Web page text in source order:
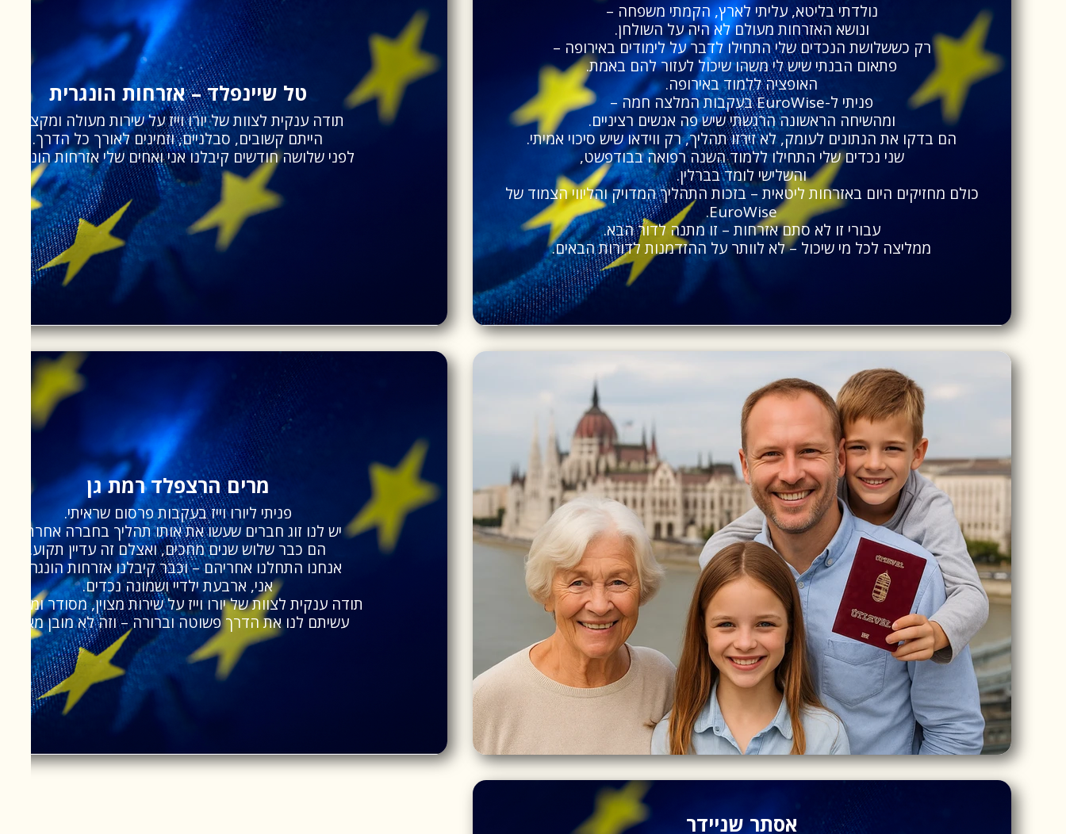
נולדתי בליטא, עליתי לארץ, הקמתי משפחה –
ונושא האזרחות מעולם לא היה על השולחן.
רק כששלושת הנכדים שלי התחילו לדבר על לימודים באירופה –
פתאום הבנתי שיש לי משהו שיכול לעזור להם באמת.
האופציה ללמוד באירופה.
פניתי ל-EuroWise בעקבות המלצה חמה –
ומהשיחה הראשונה הרגשתי שיש פה אנשים רציניים.
הם בדקו את הנתונים לעומק, לא זירזו תהליך, רק ווידאו שיש סיכוי אמיתי.
שני נכדים שלי התחילו ללמוד השנה רפואה בבודפשט,
והשלישי לומד בברלין.
כולם מחזיקים היום באזרחות ליטאית – בזכות התהליך המדויק והליווי הצמוד של
EuroWise.
עבורי זו לא סתם אזרחות – זו מתנה לדור הבא.
ממליצה לכל מי שיכול – לא לוותר על ההזדמנות לדורות הבאים.
טל שיינפלד – אזרחות הונגרית
תודה ענקית לצוות של יורו וייז על שירות מעולה ומקצועי.
הייתם קשובים, סבלניים, וזמינים לאורך כל הדרך.
לפני שלושה חודשים קיבלנו אני ואחים שלי אזרחות הונגרית
מרים הרצפלד רמת גן
פניתי ליורו וייז בעקבות פרסום שראיתי.
יש לנו זוג חברים שעשו את אותו תהליך בחברה אחרת –
הם כבר שלוש שנים מחכים, ואצלם זה עדיין תקוע.
אנחנו התחלנו אחריהם – וכבר קיבלנו אזרחות הונגרית:
אני, ארבעת ילדיי ושמונה נכדים.
תודה ענקית לצוות של יורו וייז על שירות מצוין, מסודר
עשיתם לנו את הדרך פשוטה וברורה – וזה לא מובן מאליו.
אסתר שניידר